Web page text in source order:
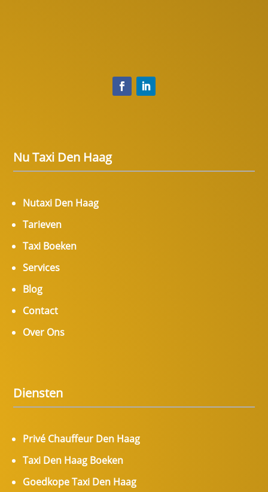
Nu Taxi Den Haag
Nutaxi Den Haag
Tarieven
Taxi Boeken
Services
Blog
Contact
Over Ons
Diensten
Privé Chauffeur Den Haag
Taxi Den Haag Boeken
Goedkope Taxi Den Haag